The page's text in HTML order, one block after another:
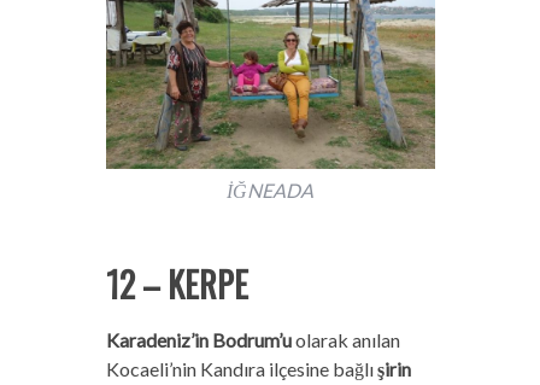
İĞNEADA
12 – KERPE
Karadeniz’in Bodrum’uolarak anılan
Kocaeli’nin Kandıra ilçesine bağlışirin